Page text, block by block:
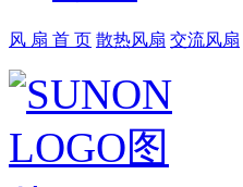
风 扇 首 页 散热风扇 交流风扇